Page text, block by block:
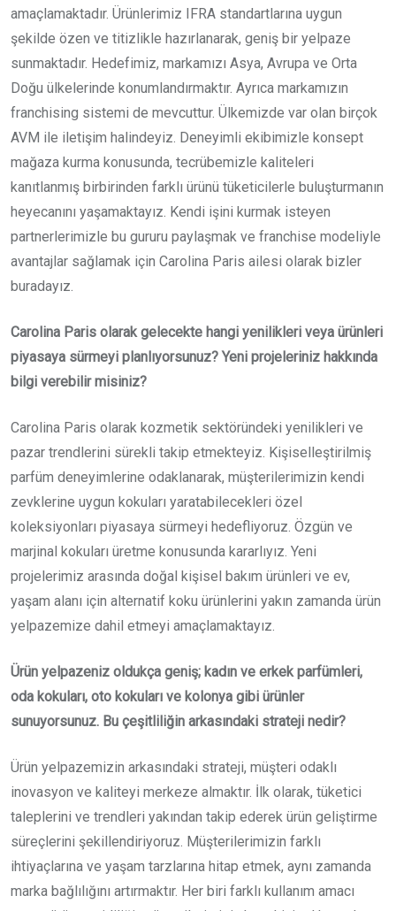
amaçlamaktadır. Ürünlerimiz IFRA standartlarına uygun
şekilde özen ve titizlikle hazırlanarak, geniş bir yelpaze
sunmaktadır. Hedefimiz, markamızı Asya, Avrupa ve Orta
Doğu ülkelerinde konumlandırmaktır. Ayrıca markamızın
franchising sistemi de mevcuttur. Ülkemizde var olan birçok
AVM ile iletişim halindeyiz. Deneyimli ekibimizle konsept
mağaza kurma konusunda, tecrübemizle kaliteleri
kanıtlanmış birbirinden farklı ürünü tüketicilerle buluşturmanın
heyecanını yaşamaktayız. Kendi işini kurmak isteyen
partnerlerimizle bu gururu paylaşmak ve franchise modeliyle
avantajlar sağlamak için Carolina Paris ailesi olarak bizler
buradayız.
Carolina Paris olarak gelecekte hangi yenilikleri veya ürünleri
piyasaya sürmeyi planlıyorsunuz? Yeni projeleriniz hakkında
bilgi verebilir misiniz?
Carolina Paris olarak kozmetik sektöründeki yenilikleri ve
pazar trendlerini sürekli takip etmekteyiz. Kişiselleştirilmiş
parfüm deneyimlerine odaklanarak, müşterilerimizin kendi
zevklerine uygun kokuları yaratabilecekleri özel
koleksiyonları piyasaya sürmeyi hedefliyoruz. Özgün ve
marjinal kokuları üretme konusunda kararlıyız. Yeni
projelerimiz arasında doğal kişisel bakım ürünleri ve ev,
yaşam alanı için alternatif koku ürünlerini yakın zamanda ürün
yelpazemize dahil etmeyi amaçlamaktayız.
Ürün yelpazeniz oldukça geniş; kadın ve erkek parfümleri,
oda kokuları, oto kokuları ve kolonya gibi ürünler
sunuyorsunuz. Bu çeşitliliğin arkasındaki strateji nedir?
Ürün yelpazemizin arkasındaki strateji, müşteri odaklı
inovasyon ve kaliteyi merkeze almaktır. İlk olarak, tüketici
taleplerini ve trendleri yakından takip ederek ürün geliştirme
süreçlerini şekillendiriyoruz. Müşterilerimizin farklı
ihtiyaçlarına ve yaşam tarzlarına hitap etmek, aynı zamanda
marka bağlılığını artırmaktır. Her biri farklı kullanım amacı